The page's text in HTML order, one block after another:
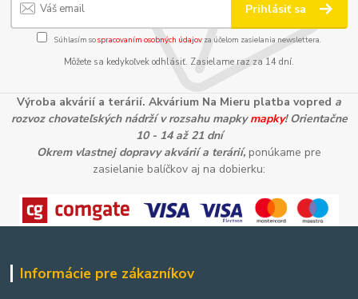
Prihlásiť sa
Súhlasím sospracovaním osobných údajov za účelom zasielania newslettera.
Môžete sa kedykoľvek odhlásiť. Zasielame raz za 14 dní.
Výroba akvárií a terárií. Akvárium Na Mieru platba vopred a
rozvoz chovateľských nádrží v rozsahu mapkymapky! Orientačne
10 - 14 až 21 dní
Okrem vlastnej dopravy akvárií a terárií, ponúkame pre
zasielanie balíčkov aj na dobierku:
Informácie pre zákazníkov